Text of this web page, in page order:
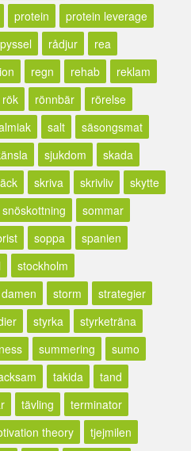
protein
protein leverage
pyssel rådjur
rea
regn rehab
reklam
rök rönnbär
rörelse
salt
säsongsmat
sjukdom
skada
skriva skrivliv
skytte
snöskottning
sommar
soppa
spanien
stockholm
storm
strategier
styrka
styrketräna
summering
sumo
takida
tand
tävling
terminator
theory
tjejmilen